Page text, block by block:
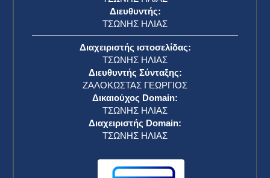
TAYTOTHTA
ΤΣΩΝΗΣ ΗΛΙΑΣ-ΕΚΔΟΣΕΙΣ
Ζηνοπούλου 7, Καρπενήσι
ΑΦΜ: 041910663
ΔΟΥ: ΚΑΡΠΕΝΗΣΙΟΥ
Τηλ: 2237080971, 2237080901
e-mail:info@evrytanika.gr